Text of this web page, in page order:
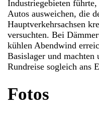
Industriegebieten
Autos ausweichen, die
Hauptverkehrsachsen
versuchten. Bei
kühlen Abendwind
Basislager und machten
Rundreise sogleich ans
Fotos